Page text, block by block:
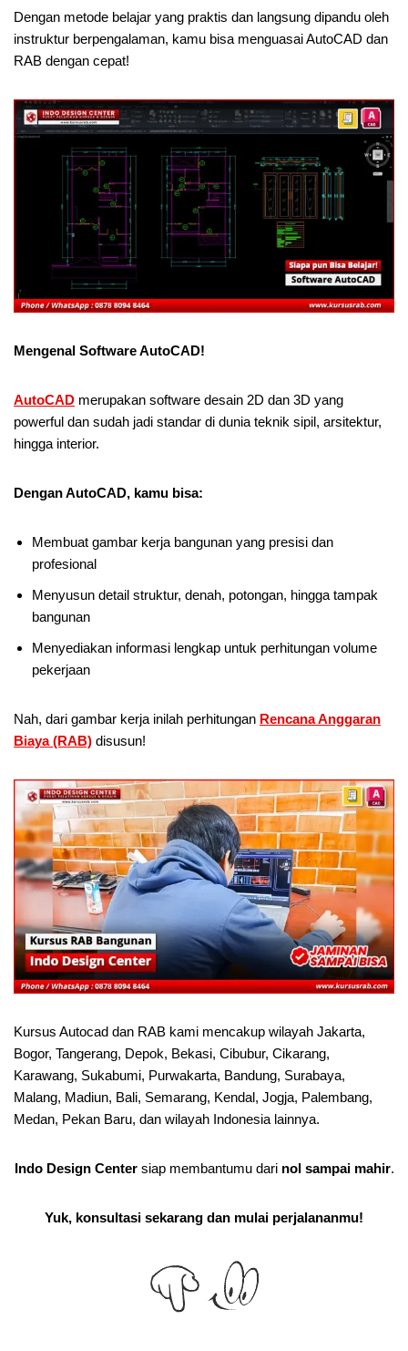
Dengan metode belajar yang praktis dan langsung dipandu oleh
instruktur berpengalaman, kamu bisa menguasai AutoCAD dan
RAB dengan cepat!
Mengenal Software AutoCAD!
AutoCAD merupakan software desain 2D dan 3D yang
powerful dan sudah jadi standar di dunia teknik sipil, arsitektur,
hingga interior.
Dengan AutoCAD, kamu bisa:
Membuat gambar kerja bangunan yang presisi dan
profesional
Menyusun detail struktur, denah, potongan, hingga tampak
bangunan
Menyediakan informasi lengkap untuk perhitungan volume
pekerjaan
Nah, dari gambar kerja inilah perhitungan Rencana Anggaran
Biaya (RAB) disusun!
Kursus Autocad dan RAB kami mencakup wilayah Jakarta,
Bogor, Tangerang, Depok, Bekasi, Cibubur, Cikarang,
Karawang, Sukabumi, Purwakarta, Bandung, Surabaya,
Malang, Madiun, Bali, Semarang, Kendal, Jogja, Palembang,
Medan, Pekan Baru, dan wilayah Indonesia lainnya.
Indo Design Centersiap membantumu dari nol sampai mahir.
Yuk, konsultasi sekarang dan mulai perjalananmu!